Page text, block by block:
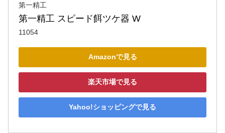
第一精工
第一精工 スピード餌ツケ器 W
11054
Amazonで見る
楽天市場で見る
Yahoo!ショッピングで見る